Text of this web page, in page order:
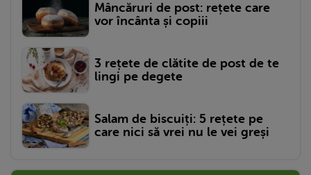
Mâncăruri de post: rețete care
vor încânta și copiii
3 rețete de clătite de post de te
lingi pe degete
Salam de biscuiți: 5 rețete pe
care nici să vrei nu le vei greși